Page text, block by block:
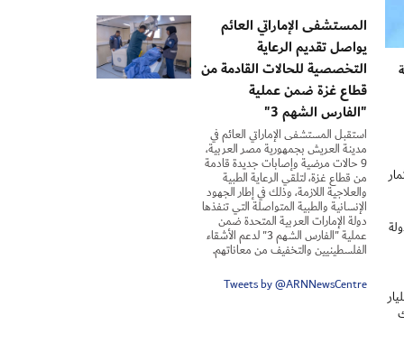
ستبلغ 3400 مليار دولار سنة 2026، بزيادة طفيفة مقارنة بالعام الفائت، يُخصص نحو 2200 مليار
المستشفى الإماراتي العائم
يواصل تقديم الرعاية
التخصصية للحالات القادمة من
قطاع غزة ضمن عملية
"الفارس الشهم 3"
استقبل المستشفى الإماراتي العائم في
مدينة العريش بجمهورية مصر العربية،
9 حالات مرضية وإصابات جديدة قادمة
من قطاع غزة، لتلقي الرعاية الطبية
والعلاجية اللازمة، وذلك في إطار الجهود
الإنسانية والطبية المتواصلة التي تنفذها
دولة الإمارات العربية المتحدة ضمن
عملية "الفارس الشهم 3" لدعم الأشقاء
الفلسطينيين والتخفيف من معاناتهم.
Tweets by @ARNNewsCentre